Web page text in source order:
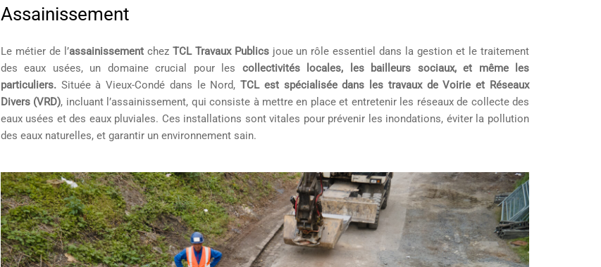
Assainissement
Le métier de l’assainissementchez TCL Travaux Publicsjoue un rôle essentiel dans la gestion et le traitement
des eaux usées, un domaine crucial pour les collectivités locales, les bailleurs sociaux, et même les
particuliers.Située à Vieux-Condé dans le Nord,TCL est spécialisée dans les travaux de Voirie et Réseaux
Divers (VRD), incluant l’assainissement, qui consiste à mettre en place et entretenir les réseaux de collecte des
eaux usées et des eaux pluviales. Ces installations sont vitales pour prévenir les inondations, éviter la pollution
des eaux naturelles, et garantir un environnement sain.